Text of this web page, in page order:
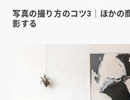
写真の撮り方のコツ3｜ほかの
影する